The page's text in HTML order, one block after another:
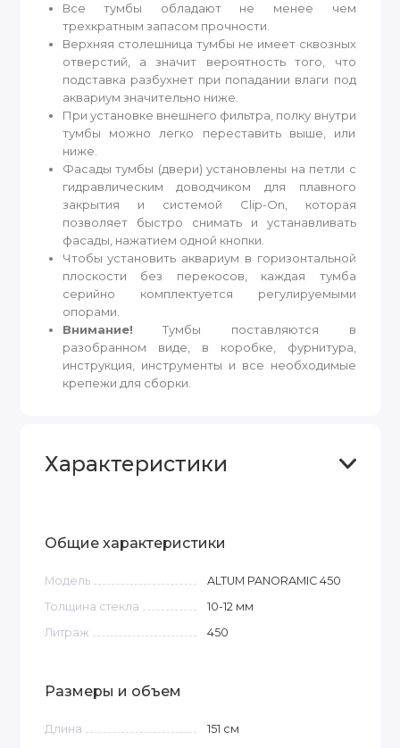
Все тумбы обладают не менее чем
трехкратным запасом прочности.
Верхняя столешница тумбы не имеет сквозных
отверстий, а значит вероятность того, что
подставка разбухнет при попадании влаги под
аквариум значительно ниже.
При установке внешнего фильтра, полку внутри
тумбы можно легко переставить выше, или
ниже.
Фасады тумбы (двери) установлены на петли с
гидравлическим доводчиком для плавного
закрытия и системой Clip-On, которая
позволяет быстро снимать и устанавливать
фасады, нажатием одной кнопки.
Чтобы установить аквариум в горизонтальной
плоскости без перекосов, каждая тумба
серийно комплектуется регулируемыми
опорами.
Внимание! Тумбы поставляются в
разобранном виде, в коробке, фурнитура,
инструкция, инструменты и все необходимые
крепежи для сборки.
Характеристики
Общие характеристики
Модель
ALTUM PANORAMIC 450
Толщина стекла
10-12 мм
Литраж
450
Размеры и объем
Длина 151 см